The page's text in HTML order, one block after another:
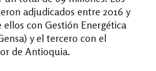
adjudicados entre 2016 y
ellos con Gestión Energética
y el tercero con el
de Antioquia.